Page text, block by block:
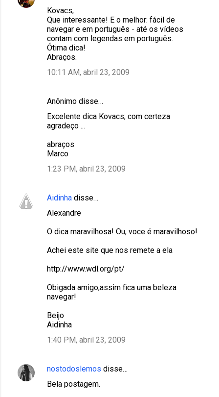
Kovacs,
Que interessante! E o melhor: fácil de
navegar e em português - até os vídeos
contam com legendas em português.
Ótima dica!
Abraços.
10:11 AM, abril 23, 2009
Anônimo disse…
Excelente dica Kovacs; com certeza
agradeço ...
abraços
Marco
1:23 PM, abril 23, 2009
Aidinha disse…
Alexandre
O dica maravilhosa! Ou, voce é maravilhoso!
Achei este site que nos remete a ela
http://www.wdl.org/pt/
Obigada amigo,assim fica uma beleza
navegar!
Beijo
Aidinha
1:40 PM, abril 23, 2009
nostodoslemos disse…
Bela postagem.